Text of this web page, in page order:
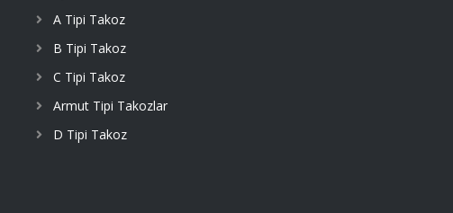
A Tipi Takoz
B Tipi Takoz
C Tipi Takoz
Armut Tipi Takozlar
D Tipi Takoz